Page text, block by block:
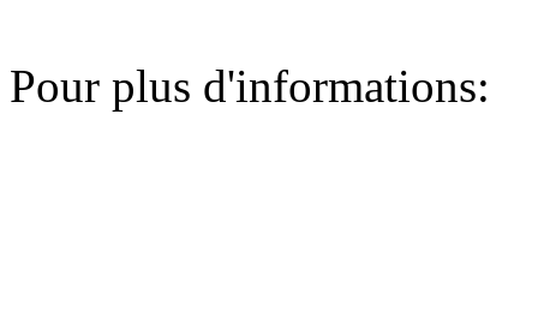
Pour plus d'informations: